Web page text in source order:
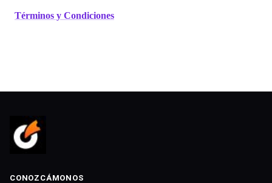
Términos y Condiciones
CONOZCÁMONOS